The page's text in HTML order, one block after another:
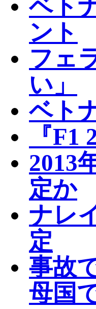
ベト
ント
フェ
い」
ベト
『
2013
定か
ナレ
定
事故
母国